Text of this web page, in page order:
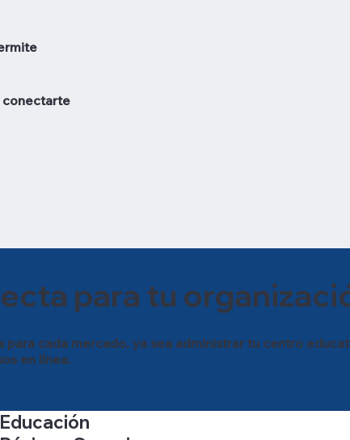
conectarte
para cada mercado, ya sea administrar tu centro
en línea.
para tu
Educación